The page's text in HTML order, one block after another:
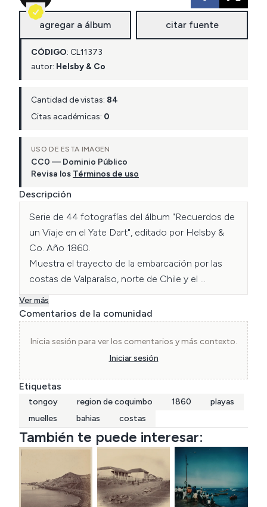
agregar a álbum citar fuente
CÓDIGO: CL11373
autor: Helsby & Co
Cantidad de vistas: 84
Citas académicas: 0
USO DE ESTA IMAGEN
CC0 — Dominio Público
Revisa los Términos de uso
Descripción
Serie de 44 fotografías del álbum "Recuerdos de
un Viaje en el Yate Dart", editado por Helsby &
Co. Año 1860.
Muestra el trayecto de la embarcación por las
costas de Valparaíso, norte de Chile y el
archipiélago Juan Fernández, pasando por
puertos, montañas y sectores mineros.
Collección Getty Museum.
Ver más
Comentarios de la comunidad
Inicia sesión para ver los comentarios y más contexto.
Iniciar sesión
Etiquetas
tongoy region de coquimbo 1860
playas
muelles
bahias costas
También te puede interesar: